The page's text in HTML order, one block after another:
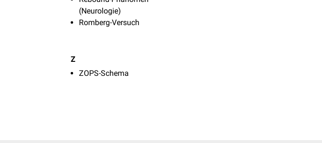
(Neurologie)
Romberg-Versuch
Z
ZOPS-Schema